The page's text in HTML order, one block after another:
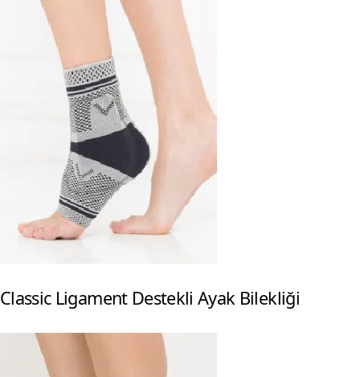
Classic Ligament Destekli Ayak Bilekliği